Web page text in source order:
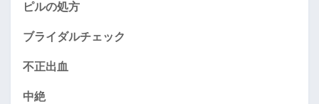
ピルの処方
ブライダルチェック
不正出血
中絶